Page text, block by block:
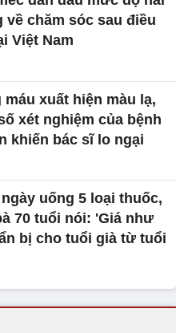
về chăm sóc sau điều
Việt Nam
máu xuất hiện màu lạ,
xét nghiệm của bệnh
khiến bác sĩ lo ngại
uống 5 loại thuốc,
70 tuổi nói: 'Giá như
bị cho tuổi già từ tuổi